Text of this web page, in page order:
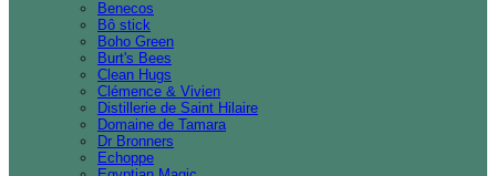
Benecos
Bô stick
Boho Green
Burt's Bees
Clean Hugs
Clémence & Vivien
Distillerie de Saint Hilaire
Domaine de Tamara
Dr Bronners
Echoppe